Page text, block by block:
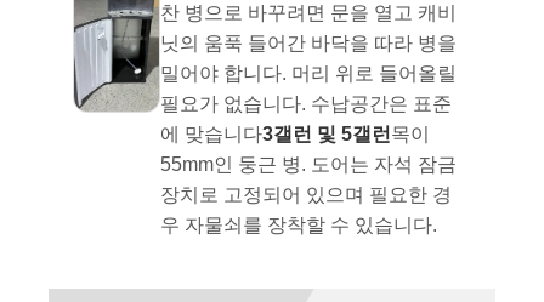
찬 병으로 바꾸려면 문을 열고 캐비
닛의 움푹 들어간 바닥을 따라 병을
밀어야 합니다. 머리 위로 들어올릴
필요가 없습니다. 수납공간은 표준
에 맞습니다3갤런 및 5갤런 목이
55mm인 둥근 병. 도어는 자석 잠금
장치로 고정되어 있으며 필요한 경
우 자물쇠를 장착할 수 있습니다.